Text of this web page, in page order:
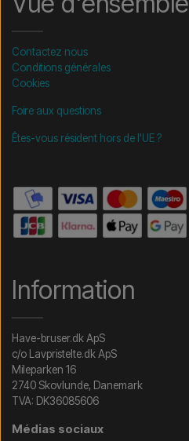
Contactez nous
Conditions générales
Cookies
Foire aux questions
Êtes-vous résident hors de l'UE ?
Information
Have-bruser.dk ApS
c/o Lavpristelte.dk ApS
Mileparken 16
2740 Skovlunde, Danemark
TVA: DK36085606
Médias sociaux